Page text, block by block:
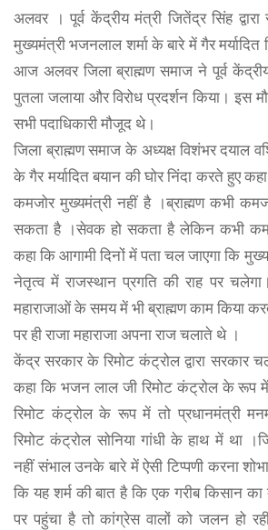
अलवर । पूर्व केंद्रीय मंत्री जितेंद्र सिंह
मुख्यमंत्री भजनलाल शर्मा के बारे में गैर मर्यादित
आज अलवर जिला ब्राह्मण समाज ने पूर्व
पुतला जलाया और विरोध प्रदर्शन किया। इस
सभी पदाधिकारी मौजूद थे।
जिला ब्राह्मण समाज के अध्यक्ष विशंभर दयाल
के गैर मर्यादित बयान की घोर निंदा करते हुए
कमजोर मुख्यमंत्री नहीं है ।ब्राह्मण कभी
सकता है ।सेवक हो सकता है लेकिन कभी
कहा कि आगामी दिनों में पता चल जाएगा कि
नेतृत्व में राजस्थान प्रगति की राह पर
महाराजाओं के समय में भी ब्राह्मण काम किया
पर ही राजा महाराजा अपना राज चलाते थे ।
केंद्र सरकार के रिमोट कंट्रोल द्वारा सरकार
कहा कि भजन लाल जी रिमोट कंट्रोल के रूप
रिमोट कंट्रोल के रूप में तो प्रधानमंत्री
रिमोट कंट्रोल सोनिया गांधी के हाथ में था
नहीं संभाल उनके बारे में ऐसी टिप्पणी करना
कि यह शर्म की बात है कि एक गरीब किसान
पर पहुंचा है तो कांग्रेस वालों को जलन हो